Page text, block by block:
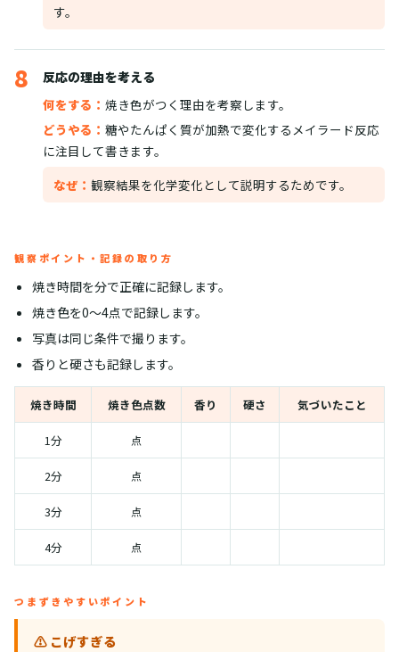
す。
8
反応の理由を考える
何をする： 焼き色がつく理由を考察します。
どうやる： 糖やたんぱく質が加熱で変化するメイラード反応
に注目して書きます。
なぜ： 観察結果を化学変化として説明するためです。
観察ポイント・記録の取り方
焼き時間を分で正確に記録します。
焼き色を0〜4点で記録します。
写真は同じ条件で撮ります。
香りと硬さも記録します。
焼き時間 焼き色点数 香り 硬さ 気づいたこと
1分 点
2分 点
3分 点
4分 点
つまずきやすいポイント
⚠️ こげすぎる